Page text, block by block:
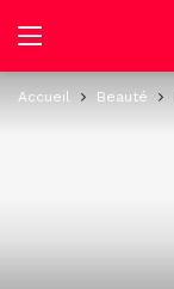
Accueil Beauté